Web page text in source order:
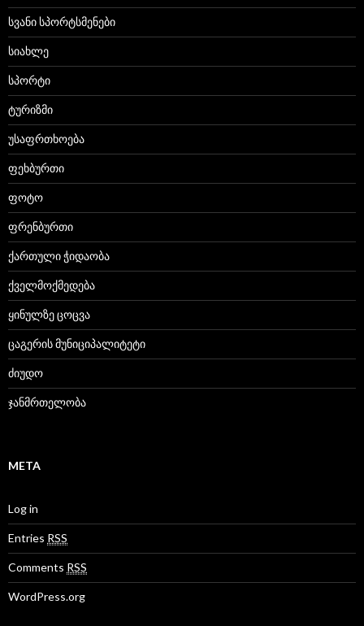
სვანი სპორტსმენები
სიახლე
სპორტი
ტურიზმი
უსაფრთხოება
ფეხბურთი
ფოტო
ფრენბურთი
ქართული ჭიდაობა
ქველმოქმედება
ყინულზე ცოცვა
ცაგერის მუნიციპალიტეტი
ძიუდო
ჯანმრთელობა
META
Log in
Entries RSS
Comments RSS
WordPress.org